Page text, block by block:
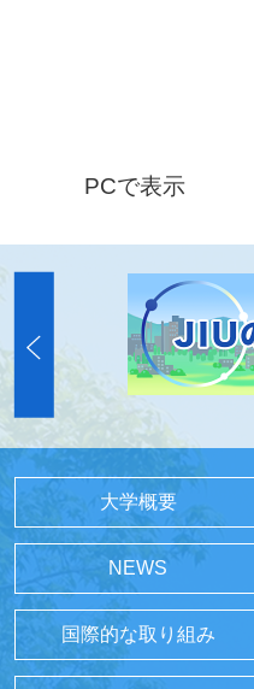
PCで表示
大学概要
NEWS
国際的な取り組み